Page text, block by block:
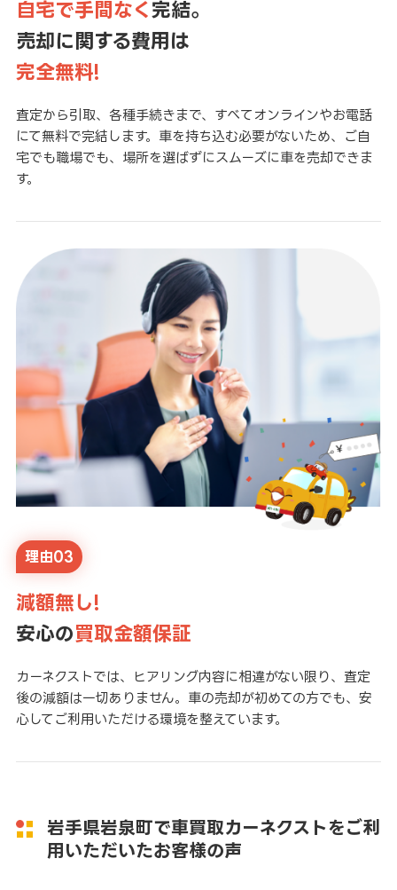
自宅で手間なく 完結。
売却に関する費用は
完全無料!
査定から引取、各種手続きまで、すべてオンラインやお電話
にて無料で完結します。車を持ち込む必要がないため、ご自
宅でも職場でも、場所を選ばずにスムーズに車を売却できま
す。
理由03
減額無し!
安心の買取金額保証
カーネクストでは、ヒアリング内容に相違がない限り、査定
後の減額は一切ありません。車の売却が初めての方でも、安
心してご利用いただける環境を整えています。
岩手県岩泉町で車買取カーネクストをご利
用いただいたお客様の声